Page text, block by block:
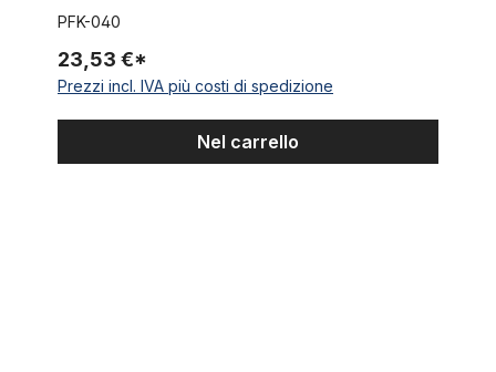
PFK-040
23,53 €*
Prezzi incl. IVA più costi di spedizione
Nel carrello